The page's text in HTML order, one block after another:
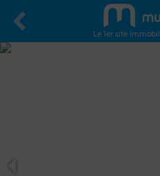
Le 1er site